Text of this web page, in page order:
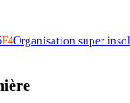
F4Organisation super